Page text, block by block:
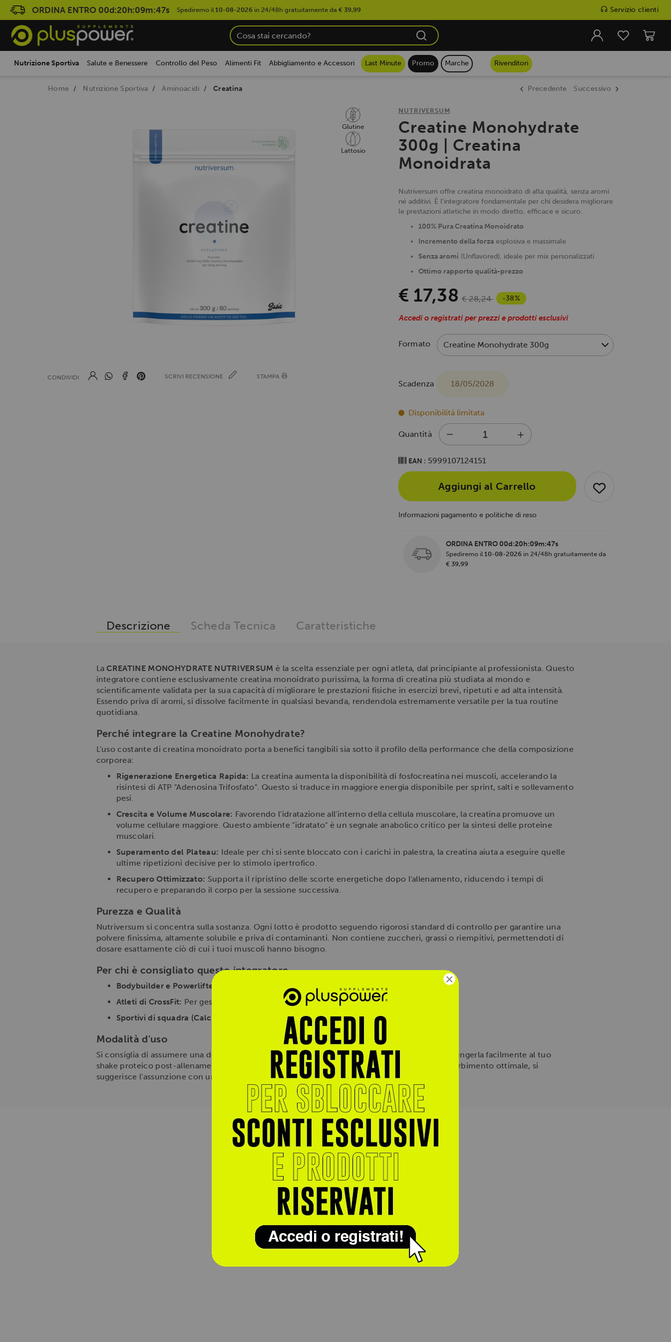
×
ORDINA ENTRO 00d:20h:09m:46s Spediremo il10-08-2026 in 24/48h gratuitamente da€ 39,99 Servizio clienti
Nutrizione Sportiva Salute e Benessere Controllo del Peso Alimenti Fit Abbigliamento e Accessori Last Minute Promo Marche Rivenditori
Home Nutrizione Sportiva Aminoacidi Creatina Precedente Successivo
Glutine
Lattosio
CONDIVIDI SCRIVI RECENSIONE STAMPA
NUTRIVERSUM
Creatine Monohydrate
300g | Creatina
Monoidrata
Nutriversum offre creatina monoidrato di alta qualità, senza aromi
né additivi. È l'integratore fondamentale per chi desidera migliorare
le prestazioni atletiche in modo diretto, efficace e sicuro.
100% Pura Creatina Monoidrato
Incremento della forzaesplosiva e massimale
Senza aromi (Unflavored), ideale per mix personalizzati
Ottimo rapporto qualità-prezzo
€ 17,38 € 28,24 -38%
Accedi o registrati per prezzi e prodotti esclusivi
Formato
Scadenza 18/05/2028
Disponibilità limitata
Quantità
EAN : 5999107124151
Aggiungi al Carrello
Informazioni pagamento e politiche di reso
ORDINA ENTRO 00d:20h:09m:46s
Spediremo il 10-08-2026 in 24/48h gratuitamente da
€ 39,99
Descrizione Scheda Tecnica Caratteristiche
LaCREATINE MONOHYDRATE NUTRIVERSUM è la scelta essenziale per ogni atleta, dal principiante al professionista. Questo
integratore contiene esclusivamente creatina monoidrato purissima, la forma di creatina più studiata al mondo e
scientificamente validata per la sua capacità di migliorare le prestazioni fisiche in esercizi brevi, ripetuti e ad alta intensità.
Essendo priva di aromi, si dissolve facilmente in qualsiasi bevanda, rendendola estremamente versatile per la tua routine
quotidiana.
Perché integrare la Creatine Monohydrate?
L'uso costante di creatina monoidrato porta a benefici tangibili sia sotto il profilo della performance che della composizione
corporea:
Rigenerazione Energetica Rapida: La creatina aumenta la disponibilità di fosfocreatina nei muscoli, accelerando la
risintesi di ATP "Adenosina Trifosfato". Questo si traduce in maggiore energia disponibile per sprint, salti e sollevamento
pesi.
Crescita e Volume Muscolare: Favorendo l'idratazione all'interno della cellula muscolare, la creatina promuove un
volume cellulare maggiore. Questo ambiente "idratato" è un segnale anabolico critico per la sintesi delle proteine
muscolari.
Superamento del Plateau: Ideale per chi si sente bloccato con i carichi in palestra, la creatina aiuta a eseguire quelle
ultime ripetizioni decisive per lo stimolo ipertrofico.
Recupero Ottimizzato: Supporta il ripristino delle scorte energetiche dopo l'allenamento, riducendo i tempi di
recupero e preparando il corpo per la sessione successiva.
Purezza e Qualità
Nutriversum si concentra sulla sostanza. Ogni lotto è prodotto seguendo rigorosi standard di controllo per garantire una
polvere finissima, altamente solubile e priva di contaminanti. Non contiene zuccheri, grassi o riempitivi, permettendoti di
dosare esattamente ciò di cui i tuoi muscoli hanno bisogno.
Per chi è consigliato questo integratore
Bodybuilder e Powerlifter:
Per massimizzare forza e volume.
Atleti di CrossFit: Per gestire l'alta intensità dei WOD.
Sportivi di squadra (Calcio, Basket, Rugby):
Per migliorare l'esplosività e la reattività.
Modalità d'uso
Si consiglia di assumere una dose da 3-5g al giorno. Grazie alla versione Unflavored
, puoi aggiungerla facilmente al tuo
shake proteico post-allenamento, a un succo di frutta o semplicemente all'acqua. Per un assorbimento ottimale, si
suggerisce l'assunzione con una fonte di carboidrati.